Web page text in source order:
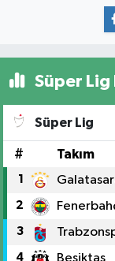
Süper Lig
Süper Lig
# Takım
1
2
3
4 Beşiktaş